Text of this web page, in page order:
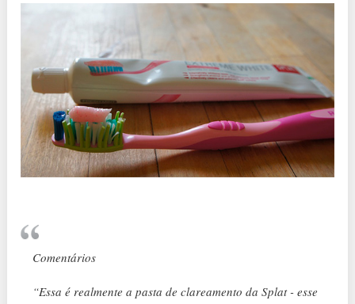
Comentários
“Essa é realmente a pasta de clareamento da Splat - esse